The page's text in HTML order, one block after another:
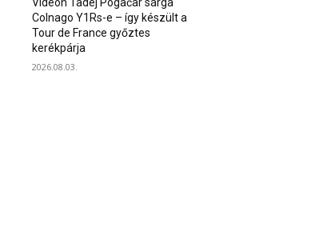
Colnago Y1Rs-e – így készült a
Tour de France győztes
kerékpárja
2026.08.03.